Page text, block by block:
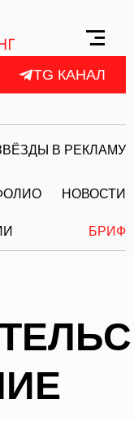
TG КАНАЛ
В РЕКЛАМУ
НОВОСТИ
БРИФ